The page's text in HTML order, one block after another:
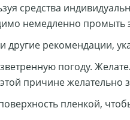
средства
немедленно промыть
другие рекомендации,
погоду.
причине
пленкой,